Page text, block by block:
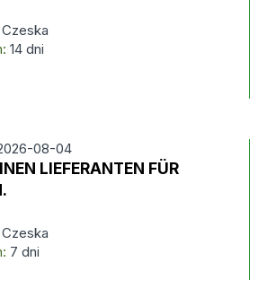
14 dni
08-04
LIEFERANTEN FÜR
7 dni